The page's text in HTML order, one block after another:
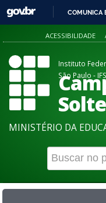
COMUNICA
ACESSIBILIDADE
Instituto
São Paulo -
MINISTÉRIO DA